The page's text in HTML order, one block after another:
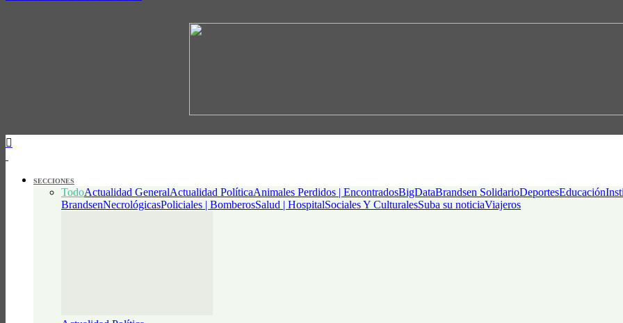
SECCIONES
TodoActualidad GeneralActualidad PolíticaAnimales Perdidos | EncontradosBigDataBrandsen SolidarioDeportesEducación
BrandsenNecrológicasPoliciales | BomberosSalud | HospitalSociales Y CulturalesSuba su noticiaViajeros